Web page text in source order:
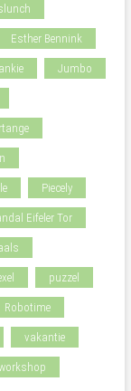
Esther Bennink
Jumbo
Piecely
Eifeler Tor
puzzel
Robotime
vakantie